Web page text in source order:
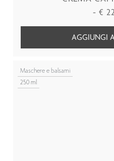
- €
AGGIUNGI
Maschere e balsami
250 ml